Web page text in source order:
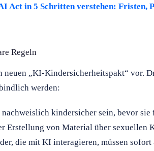
Act in 5 Schritten verstehen: Fristen,
Regeln
neuen „KI-Kindersicherheitspakt“ vor.
werden:
nachweislich kindersicher sein, bevor sie
Erstellung von Material über sexuellen
die mit KI interagieren, müssen sofort